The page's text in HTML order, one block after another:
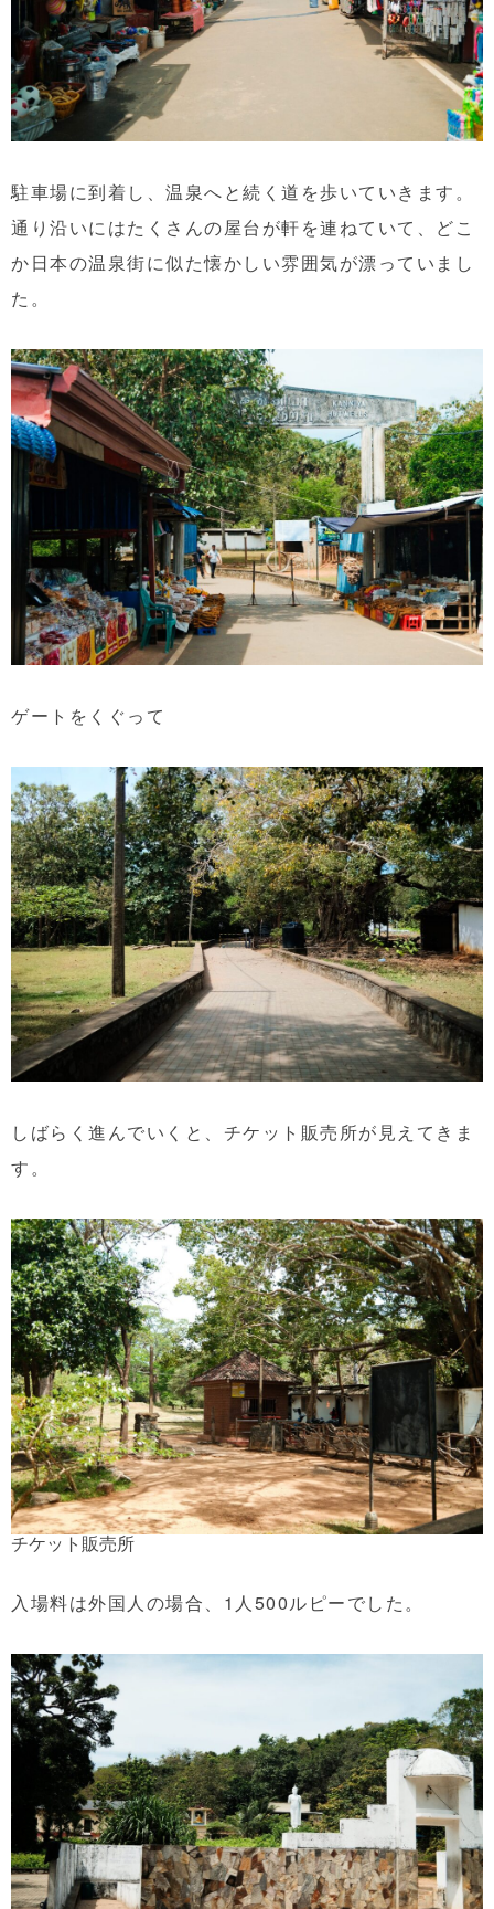
駐車場に到着し、温泉へと続く道を歩いていきます。
通り沿いにはたくさんの屋台が軒を連ねていて、どこ
か日本の温泉街に似た懐かしい雰囲気が漂っていまし
た。
ゲートをくぐって
しばらく進んでいくと、チケット販売所が見えてきま
す。
チケット販売所
入場料は外国人の場合、1人500ルピーでした。